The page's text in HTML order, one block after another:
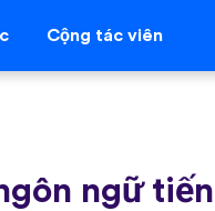
Cộng tác viên
ngữ